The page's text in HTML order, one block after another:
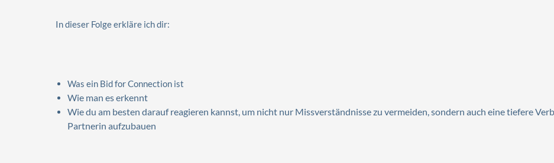
In dieser Folge erkläre ich dir:
Was ein Bid for Connection ist
Wie man es erkennt
Wie du am besten darauf reagieren kannst, um nicht nur Missverständnisse zu vermeiden, sondern auch eine tiefere
Partnerin aufzubauen